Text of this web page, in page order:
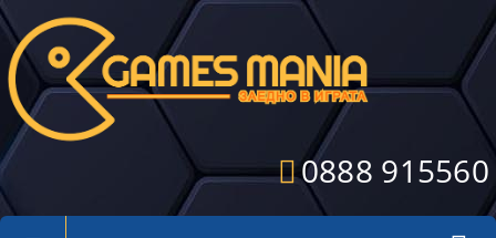
0888 915560